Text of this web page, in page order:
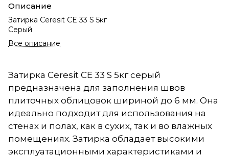
Описание
Затирка Ceresit CE 33 S 5кг
Серый
Все описание
Затирка Ceresit CE 33 S 5кг серый
предназначена для заполнения швов
плиточных облицовок шириной до 6 мм. Она
идеально подходит для использования на
стенах и полах, как в сухих, так и во влажных
помещениях. Затирка обладает высокими
эксплуатационными характеристиками и